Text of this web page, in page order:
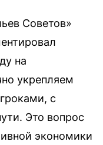
Советов»
на
укрепляем
с
Это вопрос
экономики